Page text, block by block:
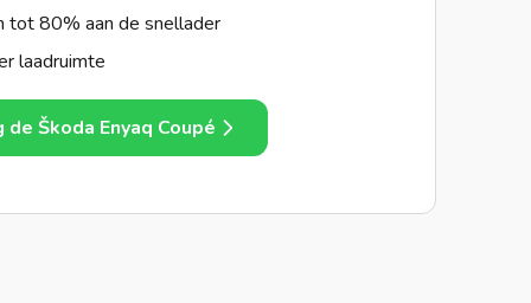
tot 80% aan de snellader
laadruimte
Škoda Enyaq Coupé